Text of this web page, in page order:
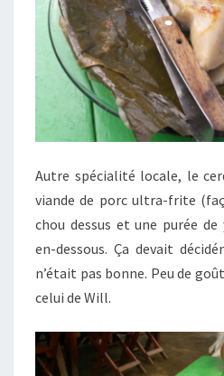
Autre spécialité locale, le
viande de porc ultra-frite
chou dessus et une purée
en-dessous. Ça devait
n’était pas bonne. Peu de
celui de Will.